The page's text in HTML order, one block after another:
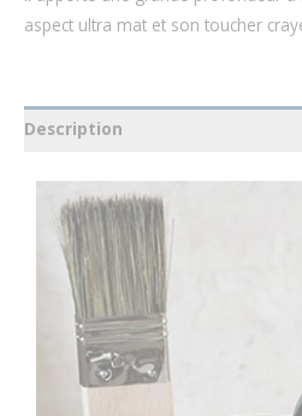
aspect ultra mat et son toucher
Description